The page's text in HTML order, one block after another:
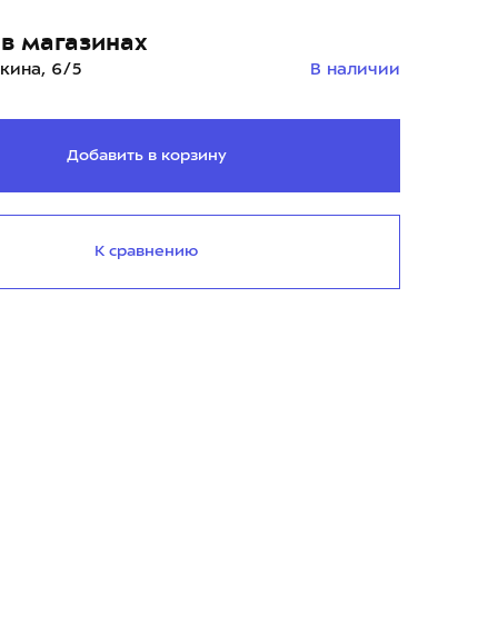
магазинах
6/5 В наличии
Добавить в корзину
К сравнению